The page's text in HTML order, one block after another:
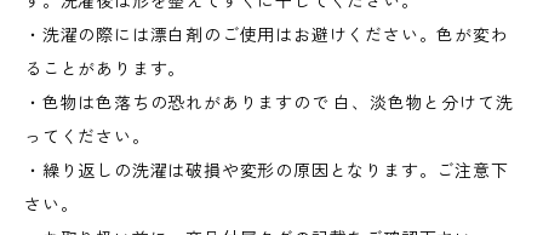
・洗濯の際には漂白剤のご使用はお避けください。色が変わ
ることがあります。
・色物は色落ちの恐れがありますので 白、淡色物と分けて洗
ってください。
・繰り返しの洗濯は破損や変形の原因となります。ご注意下
さい。